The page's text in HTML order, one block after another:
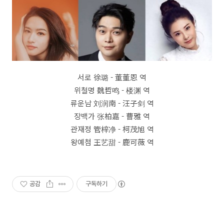
서로 徐璐 - 董董恩 역
위철명 魏哲鸣 - 楼渊 역
류운남 刘润南 - 汪子剑 역
장백가 张柏嘉 - 曹雅 역
관재정 管梓净 - 柯茂旭 역
왕예첨 王艺甜 - 鹿可薇 역
공감 구독하기